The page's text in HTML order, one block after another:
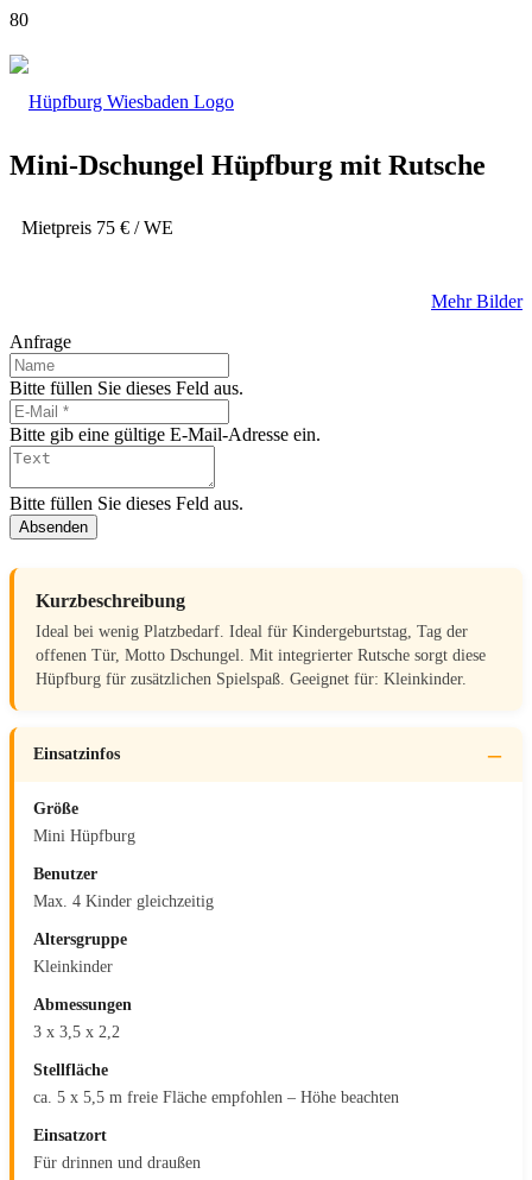
Mini-Dschungel Hüpfburg mit Rutsche
Mietpreis 75 € / WE
Mehr Bilder
Anfrage
Bitte füllen Sie dieses Feld aus.
Bitte gib eine gültige E-Mail-Adresse ein.
Bitte füllen Sie dieses Feld aus.
Absenden
Kurzbeschreibung
Ideal bei wenig Platzbedarf. Ideal für Kindergeburtstag, Tag der
offenen Tür, Motto Dschungel. Mit integrierter Rutsche sorgt diese
Hüpfburg für zusätzlichen Spielspaß. Geeignet für: Kleinkinder.
Einsatzinfos
Größe
Mini Hüpfburg
Benutzer
Max. 4 Kinder gleichzeitig
Altersgruppe
Kleinkinder
Abmessungen
3 x 3,5 x 2,2
Stellfläche
ca. 5 x 5,5 m freie Fläche empfohlen – Höhe beachten
Einsatzort
Für drinnen und draußen